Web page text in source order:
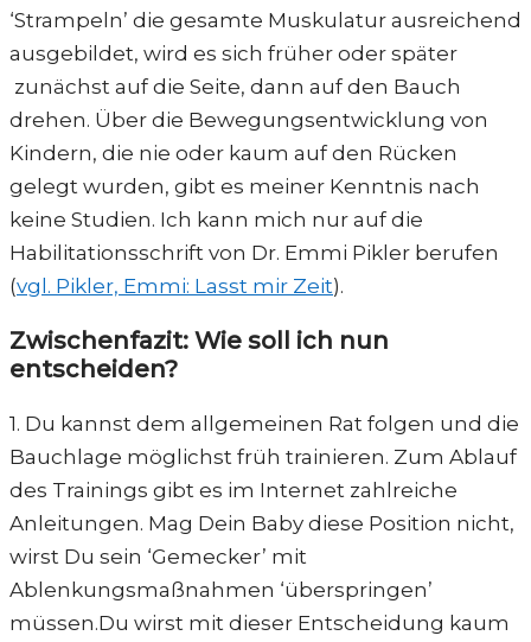
‘Strampeln’ die gesamte Muskulatur ausreichend
ausgebildet, wird es sich früher oder später
zunächst auf die Seite, dann auf den Bauch
drehen. Über die Bewegungsentwicklung von
Kindern, die nie oder kaum auf den Rücken
gelegt wurden, gibt es meiner Kenntnis nach
keine Studien. Ich kann mich nur auf die
Habilitationsschrift von Dr. Emmi Pikler berufen
(vgl. Pikler, Emmi: Lasst mir Zeit).
Zwischenfazit: Wie soll ich nun
entscheiden?
1. Du kannst dem allgemeinen Rat folgen und die
Bauchlage möglichst früh trainieren. Zum Ablauf
des Trainings gibt es im Internet zahlreiche
Anleitungen. Mag Dein Baby diese Position nicht,
wirst Du sein ‘Gemecker’ mit
Ablenkungsmaßnahmen ‘überspringen’
müssen.Du wirst mit dieser Entscheidung kaum